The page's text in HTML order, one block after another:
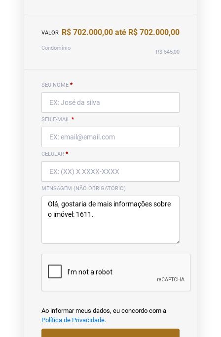
VALOR R$ 702.000,00 até R$ 702.000,00
Condomínio
R$ 545,00
SEU NOME *
SEU E-MAIL *
CELULAR *
MENSAGEM (NÃO OBRIGATÓRIO)
Ao informar meus dados, eu concordo com a
Política de Privacidade.